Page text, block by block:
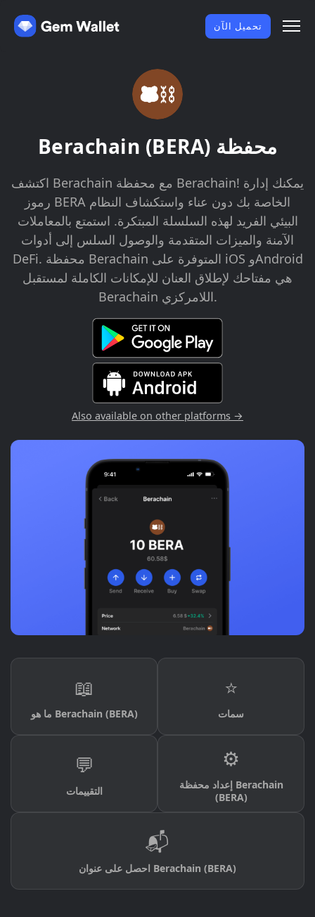
تحميل الآن
Berachain (BERA) محفظة
اكتشف Berachain مع محفظة Berachain! يمكنك إدارة
رموز BERA الخاصة بك دون عناء واستكشاف النظام
البيئي الفريد لهذه السلسلة المبتكرة. استمتع بالمعاملات
الآمنة والميزات المتقدمة والوصول السلس إلى أدوات
DeFi. محفظة Berachain المتوفرة على iOS وAndroid
هي مفتاحك لإطلاق العنان للإمكانات الكاملة لمستقبل
Berachain اللامركزي.
Also available on other platforms →
📖
ما هو Berachain (BERA)
⭐
سمات
💬
التقييمات
⚙️
إعداد محفظة Berachain
(BERA)
📬
احصل على عنوان Berachain (BERA)